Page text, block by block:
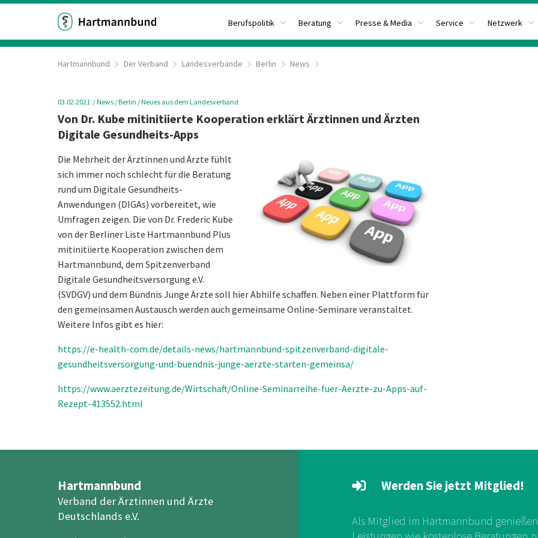
Berufspolitik Beratung Presse & Media Service Netzwerk
Hartmannbund Der Verband Landesverbände Berlin News
03.02.2021 News / Berlin / Neues aus dem Landesverband
Von Dr. Kube mitinitiierte Kooperation erklärt Ärztinnen und Ärzten
Digitale Gesundheits-Apps
Die Mehrheit der Ärztinnen und Ärzte fühlt
sich immer noch schlecht für die Beratung
rund um Digitale Gesundheits-
Anwendungen (DIGAs) vorbereitet, wie
Umfragen zeigen. Die von Dr. Frederic Kube
von der Berliner Liste Hartmannbund Plus
mitinitiierte Kooperation zwischen dem
Hartmannbund, dem Spitzenverband
Digitale Gesundheitsversorgung e.V.
(SVDGV) und dem Bündnis Junge Ärzte soll hier Abhilfe schaffen. Neben einer Plattform für
den gemeinsamen Austausch werden auch gemeinsame Online-Seminare veranstaltet.
Weitere Infos gibt es hier:
https://e-health-com.de/details-news/hartmannbund-spitzenverband-digitale-
gesundheitsversorgung-und-buendnis-junge-aerzte-starten-gemeinsa/
https://www.aerztezeitung.de/Wirtschaft/Online-Seminarreihe-fuer-Aerzte-zu-Apps-auf-
Rezept-413552.html
Hartmannbund
Verband der Ärztinnen und Ärzte
Deutschlands e.V.
Werden Sie jetzt Mitglied!
Als Mitglied im Hartmannbund